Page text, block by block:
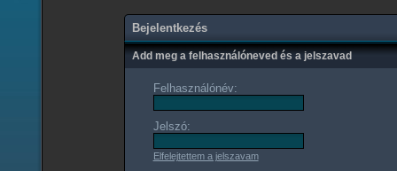
Bejelentkezés
Add meg a felhasználóneved és a jelszavad
Felhasználónév:
Jelszó:
Elfelejtettem a jelszavam